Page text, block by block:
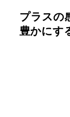
プラスの
豊かにす